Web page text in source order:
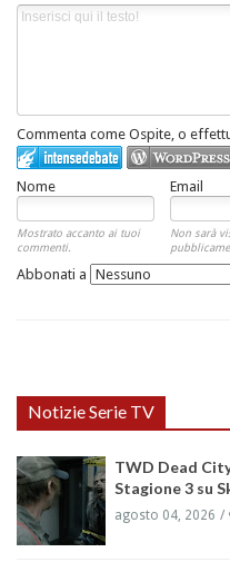
Commenta come Ospite, o
Nome Email
Mostrato accanto ai tuoi
commenti.
Non sarà
Abbonati a
Notizie Serie TV
TWD Dead
Stagione 3 su
agosto 04, 2026